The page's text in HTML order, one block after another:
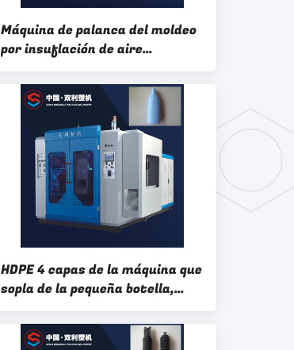
Máquina de palanca del moldeo
por insuflación de aire
comprimido del HDPE que
afianza el moldeado del ABS con
abrazadera 10l
HDPE 4 capas de la máquina que
sopla de la pequeña botella,
máquina serva del ventilador
de la botella